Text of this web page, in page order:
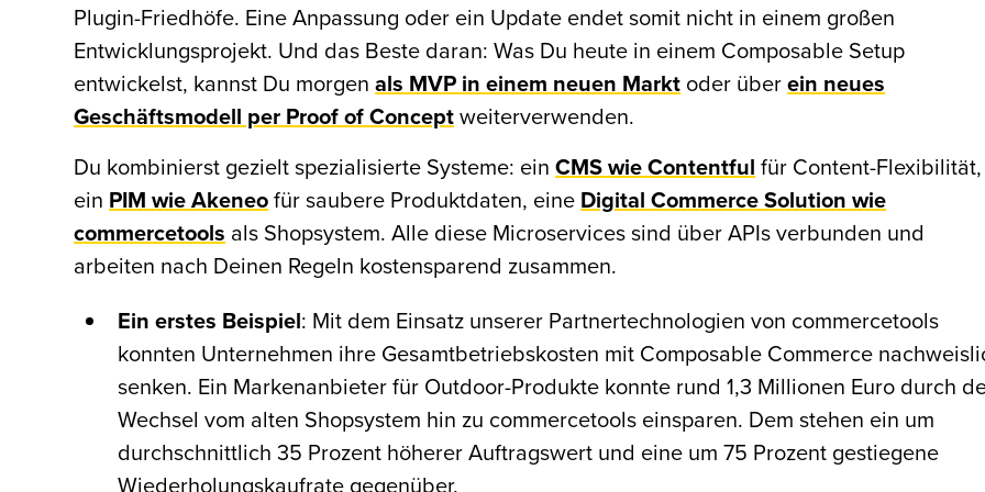
Plugin-Friedhöfe. Eine Anpassung oder ein Update endet somit nicht in einem großen
Entwicklungsprojekt. Und das Beste daran: Was Du heute in einem Composable Setup
entwickelst, kannst Du morgenals MVP in einem neuen Markt oder überein neues
Geschäftsmodell per Proof of Conceptweiterverwenden.
Du kombinierst gezielt spezialisierte Systeme: einCMS wie Contentful für Content-Flexibilität,
ein PIM wie Akeneofür saubere Produktdaten, eine Digital Commerce Solution wie
commercetools als Shopsystem. Alle diese Microservices sind über APIs verbunden und
arbeiten nach Deinen Regeln kostensparend zusammen.
Ein erstes Beispiel: Mit dem Einsatz unserer Partnertechnologien von commercetools
konnten Unternehmen ihre Gesamtbetriebskosten mit Composable Commerce
senken. Ein Markenanbieter für Outdoor-Produkte konnte rund 1,3 Millionen Euro durch
Wechsel vom alten Shopsystem hin zu commercetools einsparen. Dem stehen ein um
durchschnittlich 35 Prozent höherer Auftragswert und eine um 75 Prozent gestiegene
Wiederholungskaufrate gegenüber.